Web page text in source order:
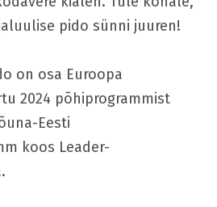
pido sünni juuren!
on osa Euroopa
2024 põhiprogrammist
Eesti
koos Leader-